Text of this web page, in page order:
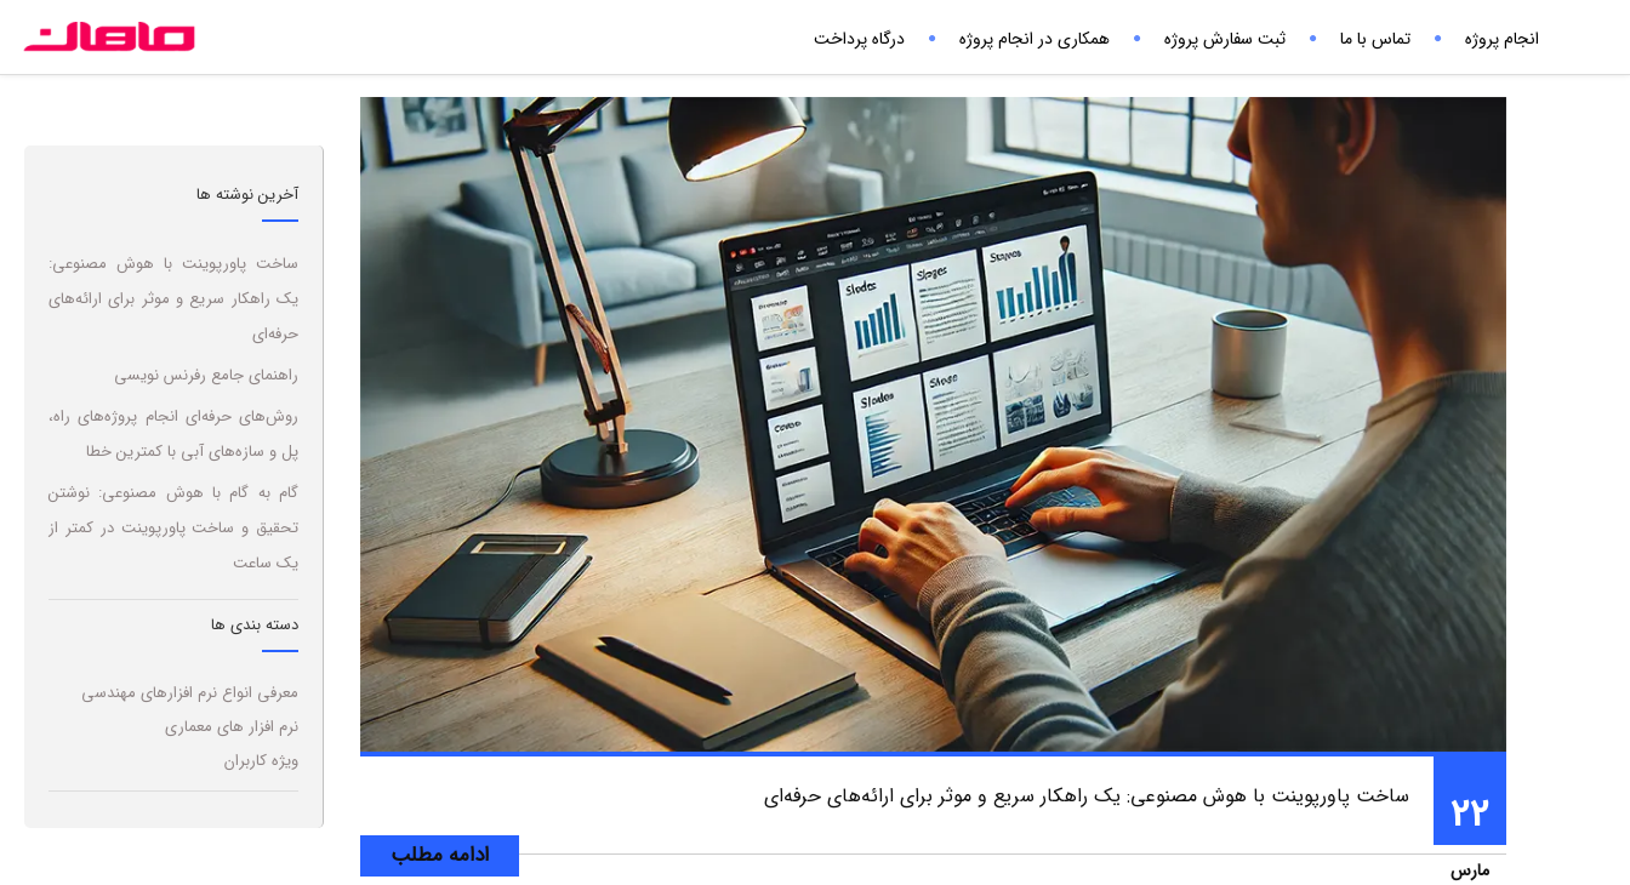
انجام پروژه تماس با ما ثبت سفارش پروژه همکاری در انجام پروژه درگاه پرداخت
آخرین نوشته ها
ساخت پاورپوینت با هوش مصنوعی:
یک راهکار سریع و موثر برای ارائه‌های
حرفه‌ای
راهنمای جامع رفرنس نویسی
روش‌های حرفه‌ای انجام پروژه‌های راه،
پل و سازه‌های آبی با کمترین خطا
گام به گام با هوش مصنوعی: نوشتن
تحقیق و ساخت پاورپوینت در کمتر از
یک ساعت
دسته بندی ها
معرفی انواع نرم افزارهای مهندسی
نرم افزار های معماری
ویژه کاربران
22
مارس
ساخت پاورپوینت با هوش مصنوعی: یک راهکار سریع و موثر برای ارائه‌های حرفه‌ای
ادامه مطلب